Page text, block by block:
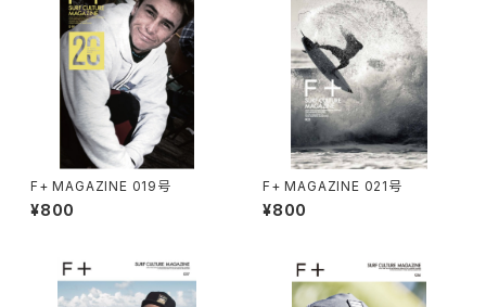
F+ MAGAZINE 019号
¥800
F+ MAGAZINE 021号
¥800